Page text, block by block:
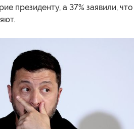
президенту, а 37% заявили, что